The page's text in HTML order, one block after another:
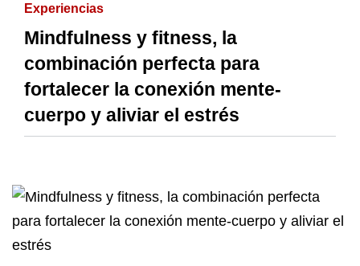
Experiencias
Mindfulness y fitness, la
combinación perfecta para
fortalecer la conexión mente-
cuerpo y aliviar el estrés